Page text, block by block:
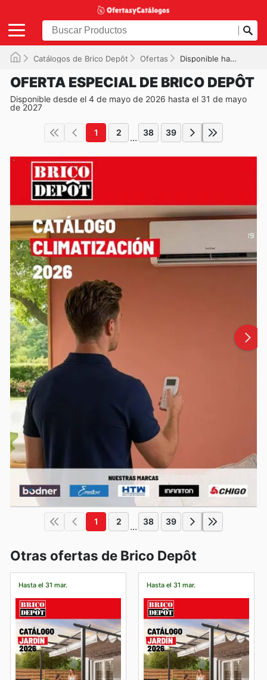
Catálogos de Brico Depôt Ofertas Disponible hasta el 31/05/2027
OFERTA ESPECIAL DE BRICO DEPÔT
Disponible desde el 4 de mayo de 2026 hasta el 31 de mayo
de 2027
1 2 ... 38 39
1 2 ... 38 39
Otras ofertas de Brico Depôt
Hasta el 31 mar. Hasta el 31 mar.